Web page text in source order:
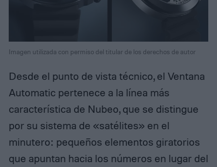
Imagen utilizada con permiso del titular de los derechos de autor
Desde el punto de vista técnico, el Ventana
Automatic pertenece a la línea más
característica de Nubeo, que se distingue
por su sistema de «satélites» en el
minutero: pequeños elementos giratorios
que apuntan hacia los números en lugar del